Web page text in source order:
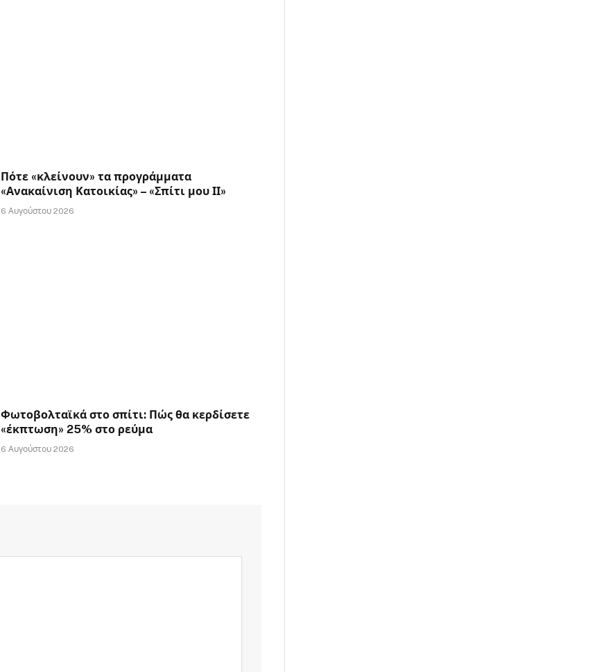
Πότε «κλείνουν» τα προγράμματα
«Ανακαίνιση Κατοικίας» – «Σπίτι μου ΙΙ»
6 Αυγούστου 2026
Φωτοβολταϊκά στο σπίτι: Πώς θα κερδίσετε
«έκπτωση» 25% στο ρεύμα
6 Αυγούστου 2026